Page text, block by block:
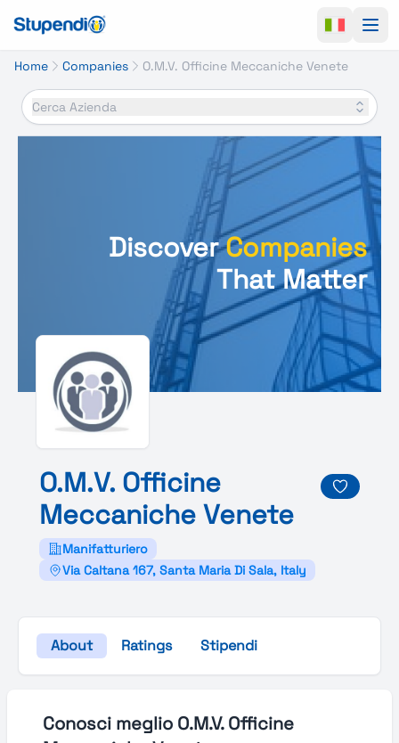
Home Companies O.M.V. Officine Meccaniche Venete
Cerca Azienda
DiscoverCompanies
That Matter
O.M.V. Officine
Meccaniche Venete
Manifatturiero
Via Caltana 167, Santa Maria Di Sala, Italy
About Ratings Stipendi
Conosci meglio O.M.V. Officine